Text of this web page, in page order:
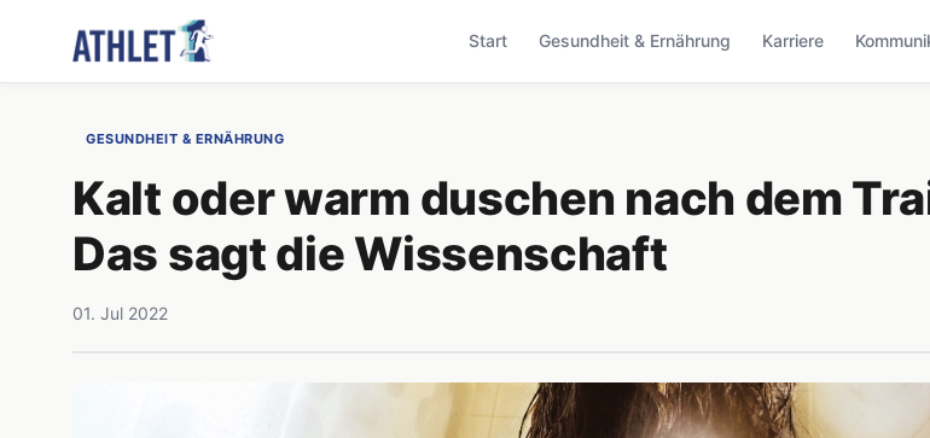
Start Gesundheit & Ernährung Karriere
GESUNDHEIT & ERNÄHRUNG
Kalt oder warm duschen nach dem
Das sagt die Wissenschaft
01. Jul 2022